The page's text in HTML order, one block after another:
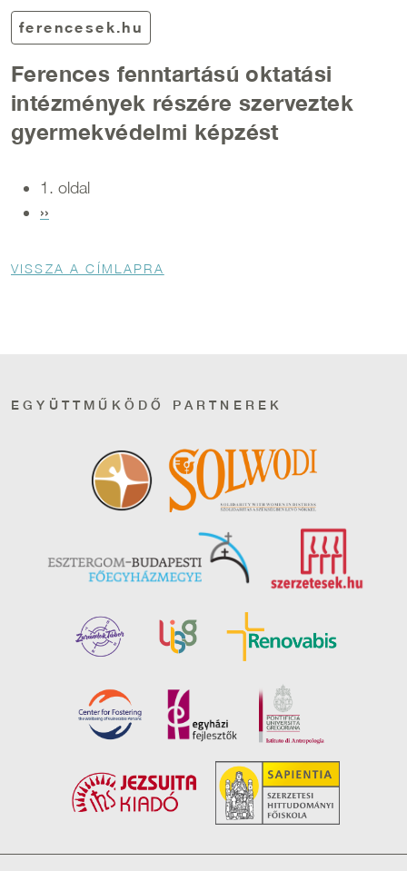
ferencesek.hu
Ferences fenntartású oktatási
intézmények részére szerveztek
gyermekvédelmi képzést
Oldalszámozás
1. oldal
Következő oldal
››
Morzsa
VISSZA A CÍMLAPRA
EGYÜTTMŰKÖDŐ PARTNEREK